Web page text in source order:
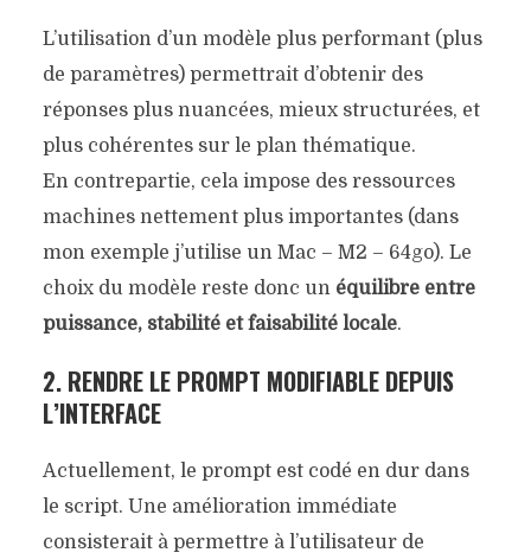
L’utilisation d’un modèle plus performant (plus
de paramètres) permettrait d’obtenir des
réponses plus nuancées, mieux structurées, et
plus cohérentes sur le plan thématique.
En contrepartie, cela impose des ressources
machines nettement plus importantes (dans
mon exemple j’utilise un Mac – M2 – 64go). Le
choix du modèle reste donc un équilibre entre
puissance, stabilité et faisabilité locale.
2. RENDRE LE PROMPT MODIFIABLE DEPUIS
L’INTERFACE
Actuellement, le prompt est codé en dur dans
le script. Une amélioration immédiate
consisterait à permettre à l’utilisateur de